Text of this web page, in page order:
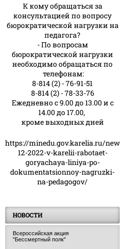
К кому обращаться за
консультацией по вопросу
бюрократической нагрузки на
педагога?
- По вопросам
бюрократической нагрузки
необходимо обращаться по
телефонам:
8-814 (2) - 76-91-51
8-814 (2) - 78-33-76
Ежедневно с 9.00 до 13.00 и с
14.00 до 17.00,
кроме выходных дней
https://minedu.gov.karelia.ru/news/23-
12-2022-v-karelii-rabotaet-
goryachaya-liniya-po-
dokumentatsionnoy-nagruzki-
na-pedagogov/
НОВОСТИ
Всероссийская акция
"Бессмертный полк"